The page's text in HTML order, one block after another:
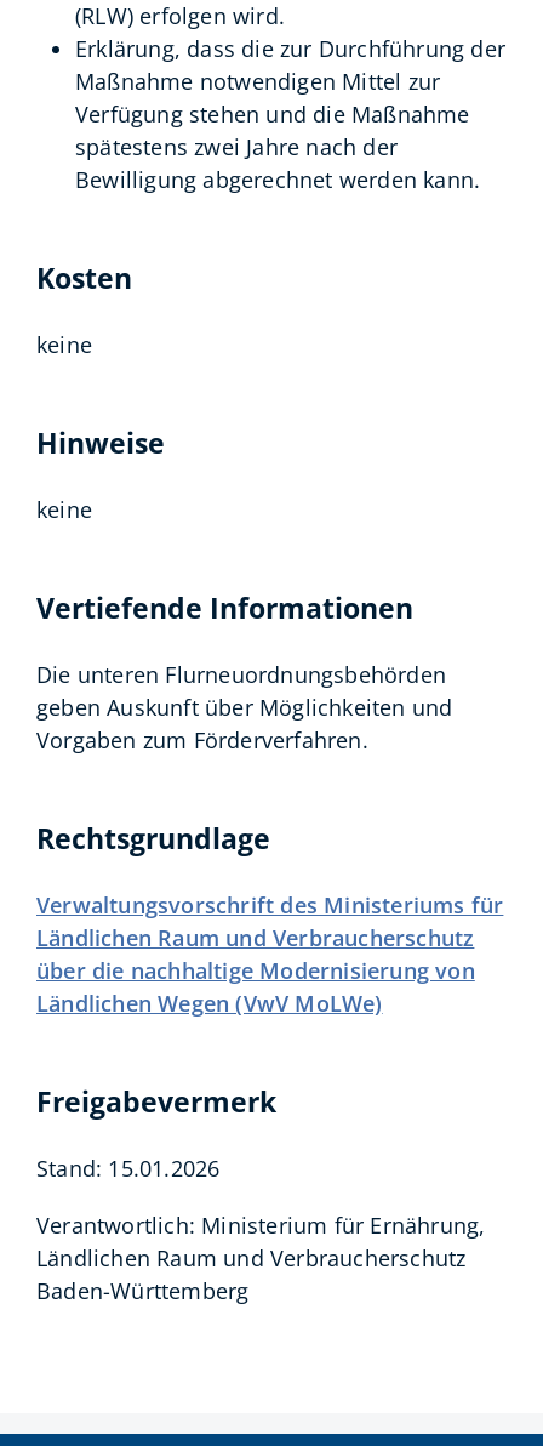
(RLW) erfolgen wird.
Erklärung, dass die zur Durchführung der
Maßnahme notwendigen Mittel zur
Verfügung stehen und die Maßnahme
spätestens zwei Jahre nach der
Bewilligung abgerechnet werden kann.
Kosten
keine
Hinweise
keine
Vertiefende Informationen
Die unteren Flurneuordnungsbehörden
geben Auskunft über Möglichkeiten und
Vorgaben zum Förderverfahren.
Rechtsgrundlage
Verwaltungsvorschrift des Ministeriums für
Ländlichen Raum und Verbraucherschutz
über die nachhaltige Modernisierung von
Ländlichen Wegen (VwV MoLWe)
Freigabevermerk
Stand: 15.01.2026
Verantwortlich: Ministerium für Ernährung,
Ländlichen Raum und Verbraucherschutz
Baden-Württemberg